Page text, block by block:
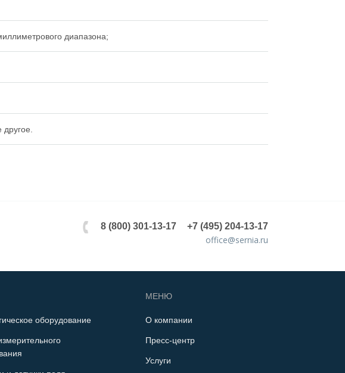
диапазона;
+7 (495) 204-13-17
8 (800) 301-13-17
office@sernia.ru
оборудование
МЕНЮ
О компании
Пресс-центр
Услуги